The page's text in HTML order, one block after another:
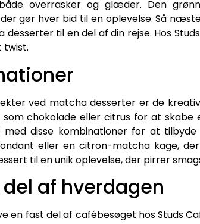
overrasker og glæder. Den
gør hver bid til en oplevelse. Så
til en del af din rejse. Hos
twist.
ved matcha desserter er de
chokolade eller citrus for at skabe
med disse kombinationer for at
eller en citron-matcha kage,
til en unik oplevelse, der pirrer
af hverdagen
en fast del af cafébesøget hos Studs